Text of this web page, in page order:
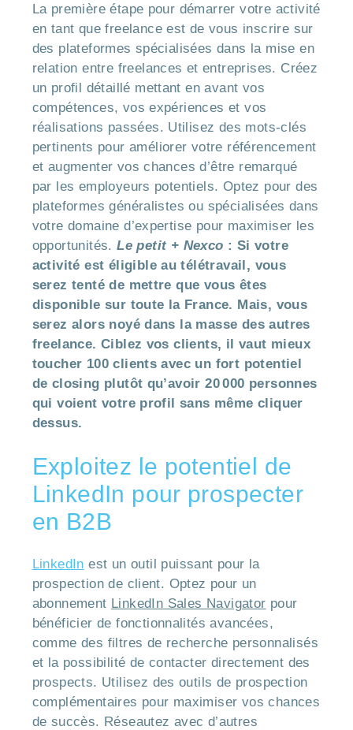
La première étape pour démarrer votre activité
en tant que freelance est de vous inscrire sur
des plateformes spécialisées dans la mise en
relation entre freelances et entreprises. Créez
un profil détaillé mettant en avant vos
compétences, vos expériences et vos
réalisations passées. Utilisez des mots-clés
pertinents pour améliorer votre référencement
et augmenter vos chances d’être remarqué
par les employeurs potentiels. Optez pour des
plateformes généralistes ou spécialisées dans
votre domaine d’expertise pour maximiser les
opportunités.Le petit + Nexco : Si votre
activité est éligible au télétravail, vous
serez tenté de mettre que vous êtes
disponible sur toute la France. Mais, vous
serez alors noyé dans la masse des autres
freelance. Ciblez vos clients, il vaut mieux
toucher 100 clients avec un fort potentiel
de closing plutôt qu’avoir 20 000 personnes
qui voient votre profil sans même cliquer
dessus.
Exploitez le potentiel de
LinkedIn pour prospecter
en B2B
LinkedIn est un outil puissant pour la
prospection de client. Optez pour un
abonnement LinkedIn Sales Navigator pour
bénéficier de fonctionnalités avancées,
comme des filtres de recherche personnalisés
et la possibilité de contacter directement des
prospects. Utilisez des outils de prospection
complémentaires pour maximiser vos chances
de succès. Réseautez avec d’autres